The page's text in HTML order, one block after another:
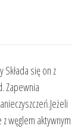
Składa się on z
Zapewnia
węglem aktywnym